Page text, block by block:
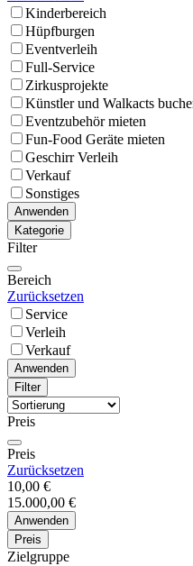
Kinderbereich
Hüpfburgen
Eventverleih
Full-Service
Zirkusprojekte
Künstler und Walkacts
Eventzubehör mieten
Fun-Food Geräte mieten
Geschirr Verleih
Verkauf
Sonstiges
Anwenden
Kategorie
Filter
Bereich
Zurücksetzen
Service
Verleih
Verkauf
Anwenden
Filter
Preis
Preis
Zurücksetzen
10,00 €
15.000,00 €
Anwenden
Preis
Zielgruppe